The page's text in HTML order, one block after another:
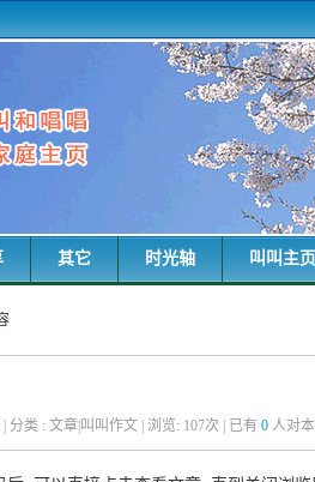
其它 时光轴 叫叫主页
分类 : 文章|叫叫作文 | 浏览: 107次 | 已有 0 人对